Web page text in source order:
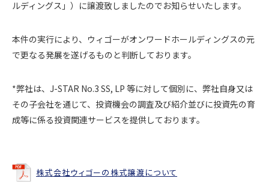
ルディングス」）に譲渡致しましたのでお知らせいたします。
本件の実行により、ウィゴーがオンワードホールディングスの元
で更なる発展を遂げるものと判断しております。
*弊社は、J-STAR No.3 SS, LP 等に対して個別に、弊社自身又は
その子会社を通じて、投資機会の調査及び紹介並びに投資先の育
成等に係る投資関連サービスを提供しております。
株式会社ウィゴーの株式譲渡について